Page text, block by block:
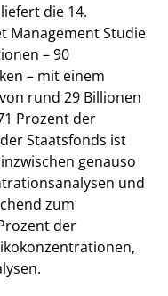
die 14.
Management Studie
– 90
– mit einem
rund 29 Billionen
Prozent der
Staatsfonds ist
genauso
und
zum
der